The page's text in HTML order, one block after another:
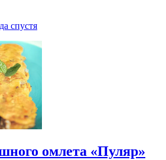
спустя
омлета «Пуляр»